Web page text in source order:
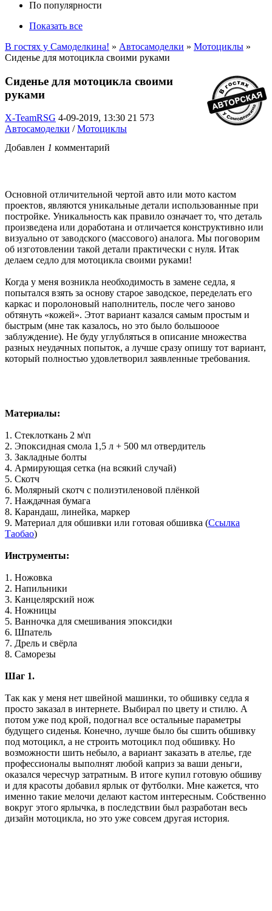
По популярности
Показать все
В гостях у Самоделкина! » Автосамоделки » Мотоциклы »
Сиденье для мотоцикла своими руками
Сиденье для мотоцикла своими
руками
X-TeamRSG 4-09-2019, 13:30 21 573
Автосамоделки /Мотоциклы
Добавлен 1 комментарий
Основной отличительной чертой авто или мото кастом
проектов, являются уникальные детали использованные при
постройке. Уникальность как правило означает то, что деталь
произведена или доработана и отличается конструктивно или
визуально от заводского (массового) аналога. Мы поговорим
об изготовлении такой детали практически с нуля. Итак
делаем седло для мотоцикла своими руками!
Когда у меня возникла необходимость в замене седла, я
попытался взять за основу старое заводское, переделать его
каркас и поролоновый наполнитель, после чего заново
обтянуть «кожей». Этот вариант казался самым простым и
быстрым (мне так казалось, но это было большооое
заблуждение). Не буду углубляться в описание множества
разных неудачных попыток, а лучше сразу опишу тот вариант,
который полностью удовлетворил заявленные требования.
Материалы:
1. Стеклоткань 2 м\п
2. Эпоксидная смола 1,5 л + 500 мл отвердитель
3. Закладные болты
4. Армирующая сетка (на всякий случай)
5. Скотч
6. Молярный скотч с полиэтиленовой плёнкой
7. Наждачная бумага
8. Карандаш, линейка, маркер
9. Материал для обшивки или готовая обшивка (Ссылка
Таобао)
Инструменты:
1. Ножовка
2. Напильники
3. Канцелярский нож
4. Ножницы
5. Ванночка для смешивания эпоксидки
6. Шпатель
7. Дрель и свёрла
8. Саморезы
Шаг 1.
Так как у меня нет швейной машинки, то обшивку седла я
просто заказал в интернете. Выбирал по цвету и стилю. А
потом уже под крой, подогнал все остальные параметры
будущего сиденья. Конечно, лучше было бы сшить обшивку
под мотоцикл, а не строить мотоцикл под обшивку. Но
возможности шить небыло, а вариант заказать в ателье, где
профессионалы выполнят любой каприз за ваши деньги,
оказался чересчур затратным. В итоге купил готовую обшиву
и для красоты добавил ярлык от футболки. Мне кажется, что
именно такие мелочи делают кастом интересным. Собственно
вокруг этого ярлычка, в последствии был разработан весь
дизайн мотоцикла, но это уже совсем другая история.